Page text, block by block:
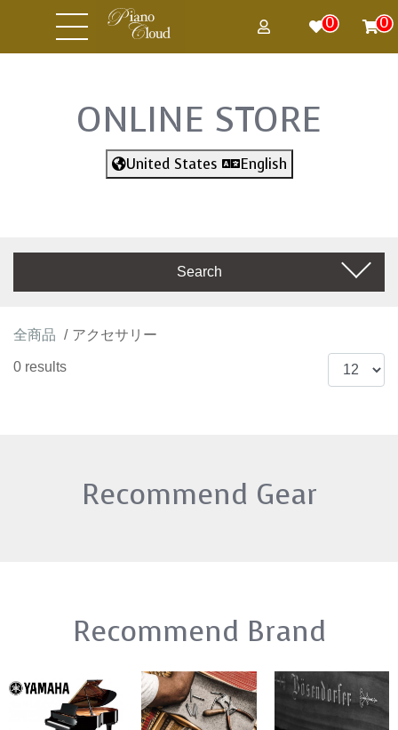
0 0
ONLINE STORE
United States English
Search
全商品 アクセサリー
0 results
Recommend Gear
Recommend Brand